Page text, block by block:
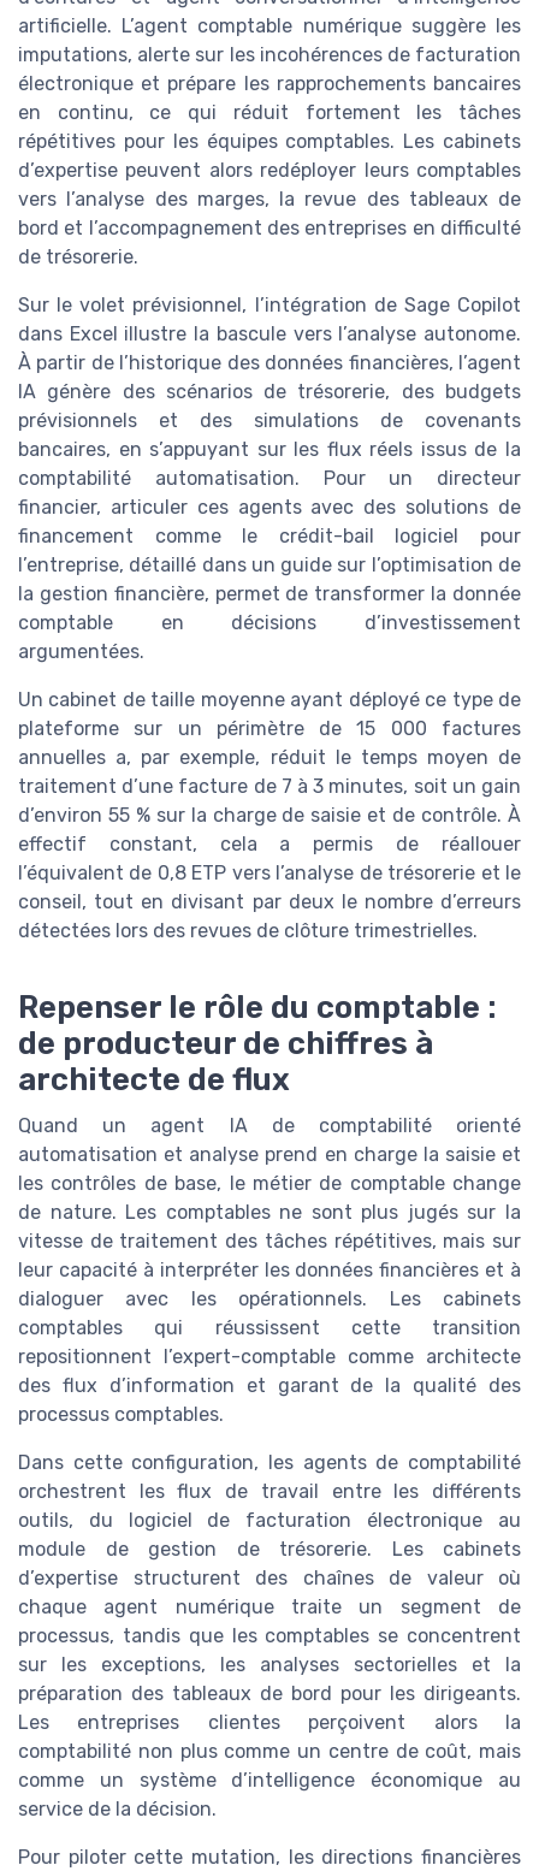
artificielle. L’agent comptable numérique suggère les
imputations, alerte sur les incohérences de facturation
électronique et prépare les rapprochements bancaires
en continu, ce qui réduit fortement les tâches
répétitives pour les équipes comptables. Les cabinets
d’expertise peuvent alors redéployer leurs comptables
vers l’analyse des marges, la revue des tableaux de
bord et l’accompagnement des entreprises en difficulté
de trésorerie.
Sur le volet prévisionnel, l’intégration de Sage Copilot
dans Excel illustre la bascule vers l’analyse autonome.
À partir de l’historique des données financières, l’agent
IA génère des scénarios de trésorerie, des budgets
prévisionnels et des simulations de covenants
bancaires, en s’appuyant sur les flux réels issus de la
comptabilité automatisation. Pour un directeur
financier, articuler ces agents avec des solutions de
financement comme le crédit-bail logiciel pour
l’entreprise, détaillé dans un guide sur l’optimisation de
la gestion financière, permet de transformer la donnée
comptable en décisions d’investissement
argumentées.
Un cabinet de taille moyenne ayant déployé ce type de
plateforme sur un périmètre de 15 000 factures
annuelles a, par exemple, réduit le temps moyen de
traitement d’une facture de 7 à 3 minutes, soit un gain
d’environ 55 % sur la charge de saisie et de contrôle. À
effectif constant, cela a permis de réallouer
l’équivalent de 0,8 ETP vers l’analyse de trésorerie et le
conseil, tout en divisant par deux le nombre d’erreurs
détectées lors des revues de clôture trimestrielles.
Repenser le rôle du comptable :
de producteur de chiffres à
architecte de flux
Quand un agent IA de comptabilité orienté
automatisation et analyse prend en charge la saisie et
les contrôles de base, le métier de comptable change
de nature. Les comptables ne sont plus jugés sur la
vitesse de traitement des tâches répétitives, mais sur
leur capacité à interpréter les données financières et à
dialoguer avec les opérationnels. Les cabinets
comptables qui réussissent cette transition
repositionnent l’expert-comptable comme architecte
des flux d’information et garant de la qualité des
processus comptables.
Dans cette configuration, les agents de comptabilité
orchestrent les flux de travail entre les différents
outils, du logiciel de facturation électronique au
module de gestion de trésorerie. Les cabinets
d’expertise structurent des chaînes de valeur où
chaque agent numérique traite un segment de
processus, tandis que les comptables se concentrent
sur les exceptions, les analyses sectorielles et la
préparation des tableaux de bord pour les dirigeants.
Les entreprises clientes perçoivent alors la
comptabilité non plus comme un centre de coût, mais
comme un système d’intelligence économique au
service de la décision.
Pour piloter cette mutation, les directions financières